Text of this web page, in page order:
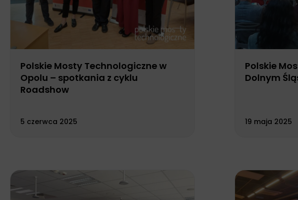
Polskie Mosty Technologiczne w
Opolu – spotkania z cyklu
Roadshow
5 czerwca 2025
Polskie
Dolnym
19 maja 2025